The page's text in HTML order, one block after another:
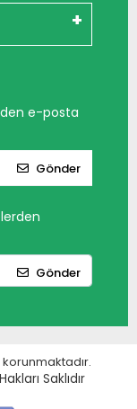
e-posta
Gönder
Gönder
korunmaktadır.
Saklıdır